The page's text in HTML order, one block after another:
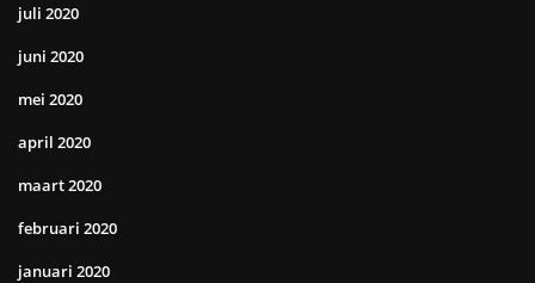
juli 2020
juni 2020
mei 2020
april 2020
maart 2020
februari 2020
januari 2020